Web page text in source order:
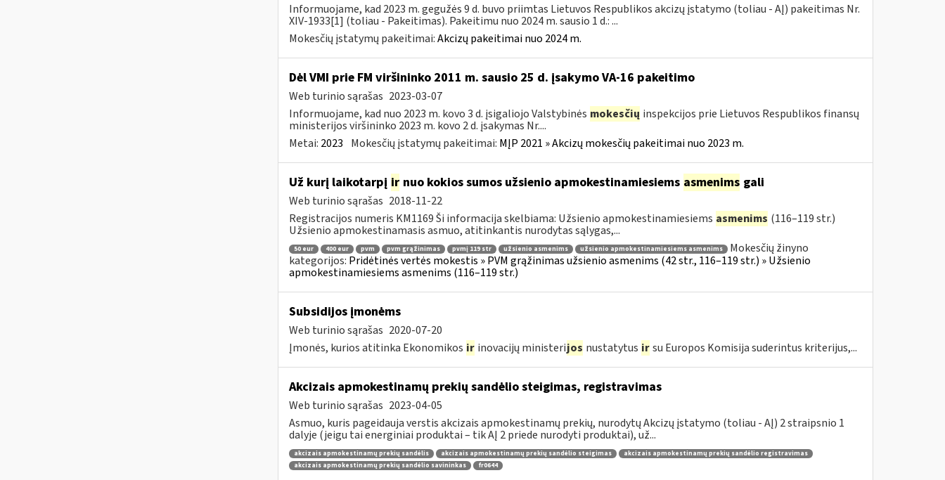
Informuojame, kad 2023 m. gegužės 9 d. buvo priimtas Lietuvos Respublikos akcizų įstatymo (toliau - AĮ) pakeitimas Nr.
XIV-1933[1] (toliau - Pakeitimas). Pakeitimu nuo 2024 m. sausio 1 d.: ...
Mokesčių įstatymų pakeitimai:Akcizų pakeitimai nuo 2024 m.
Dėl VMI prie FM viršininko 2011 m. sausio 25 d. įsakymo VA-16 pakeitimo
Web turinio sąrašas 2023-03-07
Informuojame, kad nuo 2023 m. kovo 3 d. įsigaliojo Valstybinės mokesčių inspekcijos prie Lietuvos Respublikos finansų
ministerijos viršininko 2023 m. kovo 2 d. įsakymas Nr....
Metai: 2023 Mokesčių įstatymų pakeitimai: MĮP 2021 » Akcizų mokesčių pakeitimai nuo 2023 m.
Už kurį laikotarpį irnuo kokios sumos užsienio apmokestinamiesiems asmenims gali
Web turinio sąrašas 2018-11-22
Registracijos numeris KM1169 Ši informacija skelbiama: Užsienio apmokestinamiesiems asmenims (116–119 str.)
Užsienio apmokestinamasis asmuo, atitinkantis nurodytas sąlygas,...
50 eur 400 eur pvm pvm grąžinimas pvmį 119 str užsienio asmenims užsienio apmokestinamiesiems asmenims
Mokesčių žinyno
kategorijos: Pridėtinės vertės mokestis » PVM grąžinimas užsienio asmenims (42 str., 116–119 str.) » Užsienio
apmokestinamiesiems asmenims (116–119 str.)
Subsidijos įmonėms
Web turinio sąrašas 2020-07-20
Įmonės, kurios atitinka Ekonomikos ir inovacijų ministerijos nustatytus ir su Europos Komisija suderintus kriterijus,...
Akcizais apmokestinamų prekių sandėlio steigimas, registravimas
Web turinio sąrašas 2023-04-05
Asmuo, kuris pageidauja verstis akcizais apmokestinamų prekių, nurodytų Akcizų įstatymo (toliau - AĮ) 2 straipsnio 1
dalyje (jeigu tai energiniai produktai – tik AĮ 2 priede nurodyti produktai), už...
akcizais apmokestinamų prekių sandėlis akcizais apmokestinamų prekių sandėlio steigimas
akcizais apmokestinamų prekių sandėlio registravimas
akcizais apmokestinamų prekių sandėlio savininkas
fr0644